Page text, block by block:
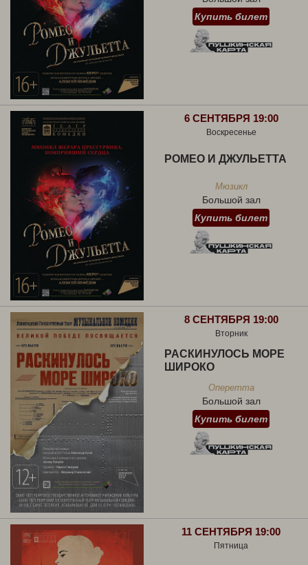
Купить билет
6 СЕНТЯБРЯ 19:00
Воскресенье
РОМЕО И ДЖУЛЬЕТТА
Мюзикл
Большой зал
Купить билет
8 СЕНТЯБРЯ 19:00
Вторник
РАСКИНУЛОСЬ МОРЕ
ШИРОКО
Оперетта
Большой зал
Купить билет
11 СЕНТЯБРЯ 19:00
Пятница